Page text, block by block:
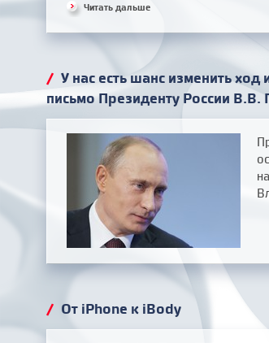
Читать дальше
/ У нас есть шанс изменить ход
письмо Президенту России В.В.
/ От iPhone к iBody